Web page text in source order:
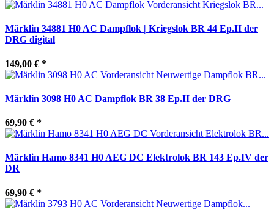
Märklin 34881 H0 AC Dampflok | Kriegslok BR 44 Ep.II der
DRG digital
149,00 € *
Märklin 3098 H0 AC Dampflok BR 38 Ep.II der DRG
69,90 € *
Märklin Hamo 8341 H0 AEG DC Elektrolok BR 143 Ep.IV der
DR
69,90 € *